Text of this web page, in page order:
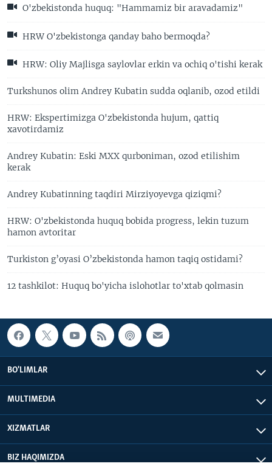
O'zbekistonda huquq: "Hammamiz bir aravadamiz"
HRW O'zbekistonga qanday baho bermoqda?
HRW: Oliy Majlisga saylovlar erkin va ochiq o'tishi kerak
Turkshunos olim Andrey Kubatin sudda oqlanib, ozod etildi
HRW: Ekspertimizga O'zbekistonda hujum, qattiq
xavotirdamiz
Andrey Kubatin: Eski MXX qurboniman, ozod etilishim
kerak
Andrey Kubatinning taqdiri Mirziyoyevga qiziqmi?
HRW: O'zbekistonda huquq bobida progress, lekin tuzum
hamon avtoritar
Turkiston g’oyasi O’zbekistonda hamon taqiq ostidami?
12 tashkilot: Huquq bo'yicha islohotlar to'xtab qolmasin
BO'LIMLAR
MULTIMEDIA
XIZMATLAR
BIZ HAQIMIZDA